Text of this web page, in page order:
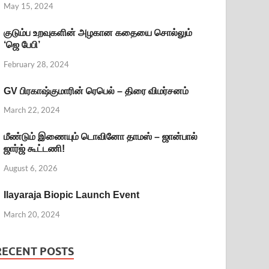
May 15, 2024
குடும்ப உறவுகளின் அழகான கதையை சொல்லும்
‘ஜெ பேபி’
February 28, 2024
GV பிரகாஷ்குமாரின் ரெபெல் – திரை விமர்சனம்
March 22, 2024
மீண்டும் இணையும் டொவினோ தாமஸ் – ஜான்பால்
ஜார்ஜ் கூட்டணி!
August 6, 2026
Ilayaraja Biopic Launch Event
March 20, 2024
POSTS